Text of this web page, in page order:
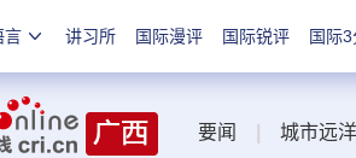
言 讲习所 国际漫评 国际锐评 国际
要闻 城市远洋